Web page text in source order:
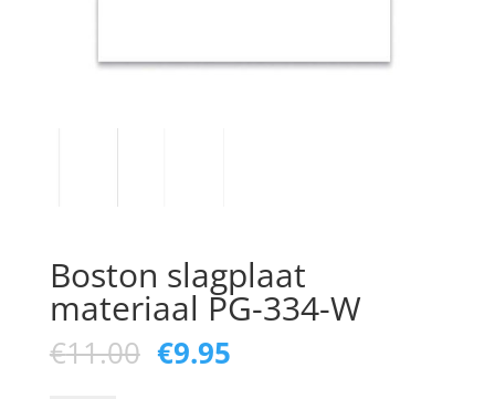
Boston slagplaat
materiaal PG-334-W
€11.00 Oorspronkelijke
prijs
€9.95Huidige